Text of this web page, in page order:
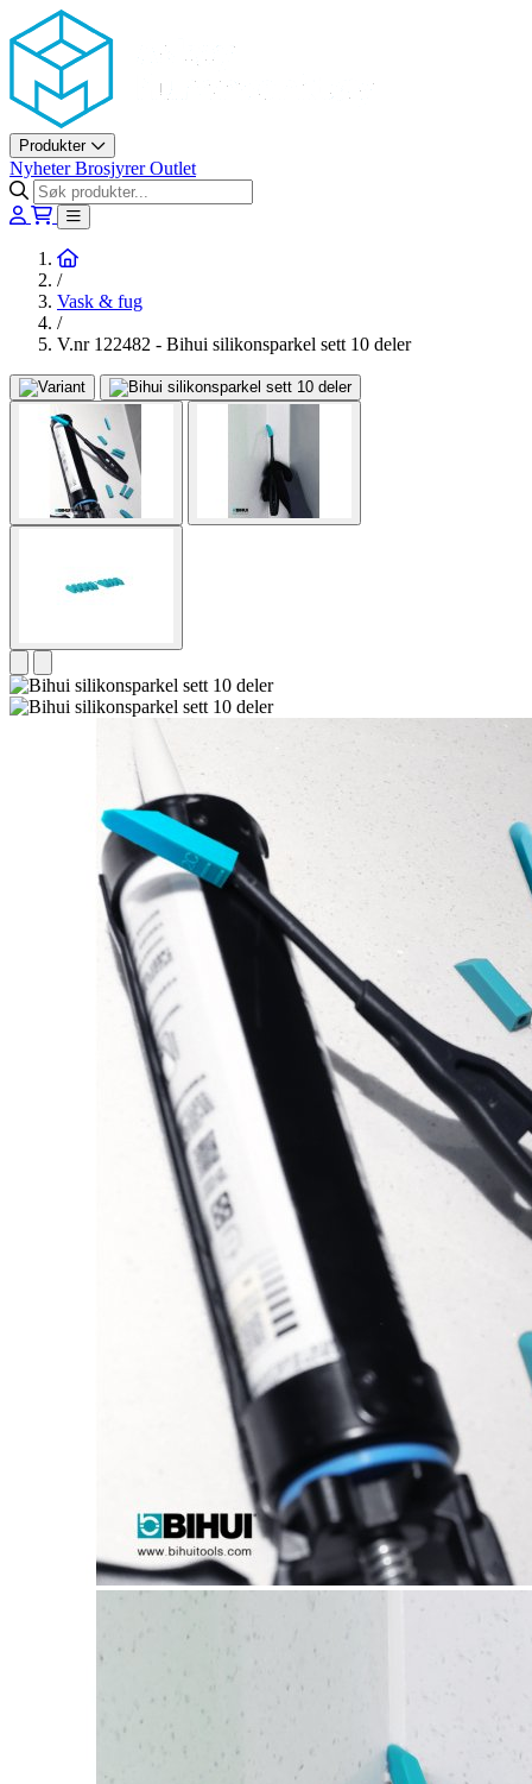
Askøy Murerverktøy AS
Produkter
NyheterBrosjyrerOutlet
Hjem
/
Vask & fug
/
V.nr 122482 - Bihui silikonsparkel sett 10 deler